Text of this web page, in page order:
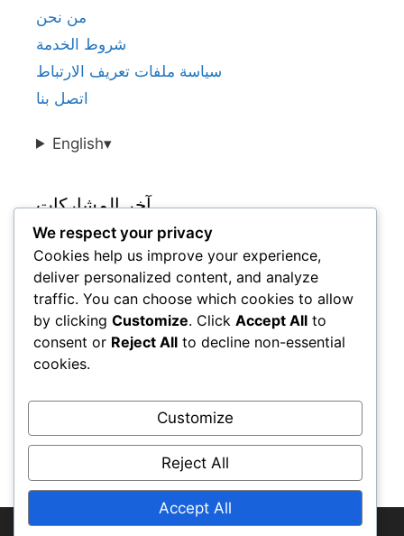
من نحن
شروط الخدمة
سياسة ملفات تعريف الارتباط
اتصل بنا
English▾
آخر المشاركات
مقاييس أداء لاعبي كرة القدم التشيكيين في
الدوريات المحلية
أفضل لاعبي كرة القدم الكوريين الجنوبيين من حيث
الأهداف والمساعدات في مسيرتهم المهنية
أفضل لاعبي كرة القدم الأوكرانيين حسب مقاييس
أفضل لاعبي كرة القدم الروس ومقاييس أدائهم
أفضل مقاييس أداء لاعبي كرة القدم الأمريكيين لعام
We respect your privacy
Cookies help us improve your experience,
deliver personalized content, and analyze
traffic. You can choose which cookies to allow
by clicking Customize. Click Accept All to
consent or Reject All to decline non-essential
cookies.
Customize
Reject All
Accept All